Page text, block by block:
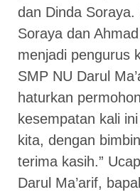
dan Dinda
Soraya dan
menjadi pengurus
SMP NU Darul
haturkan
kesempatan kali
kita, dengan
terima kasih.”
Darul Ma’arif,